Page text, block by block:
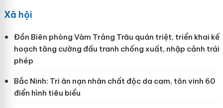
Xã hội
Đồn Biên phòng Vàm Trảng Trâu quán triệt, triển khai kế
hoạch tăng cường đấu tranh chống xuất, nhập cảnh trái
phép
Bắc Ninh: Tri ân nạn nhân chất độc da cam, tôn vinh 60
điển hình tiêu biểu